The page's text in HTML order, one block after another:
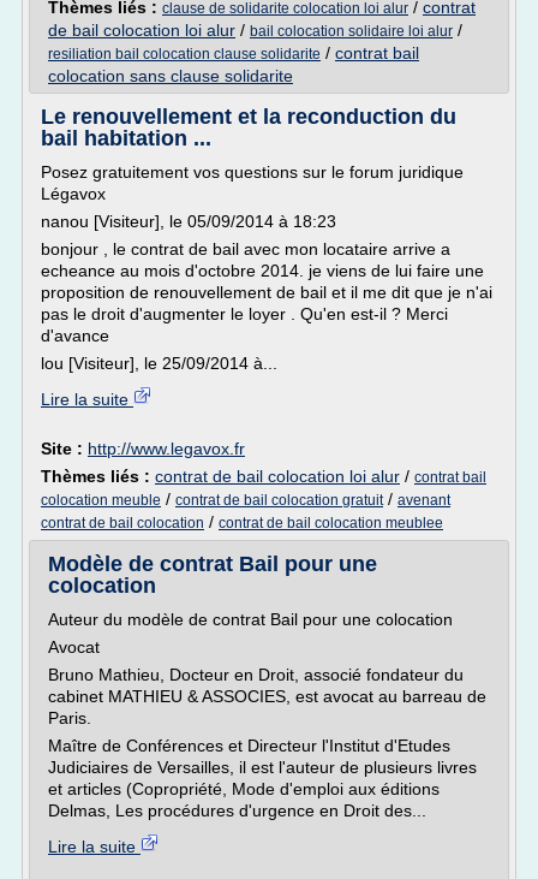
Thèmes liés : clause de solidarite colocation loi alur / contrat
de bail colocation loi alur / bail colocation solidaire loi alur /
resiliation bail colocation clause solidarite / contrat bail
colocation sans clause solidarite
Le renouvellement et la reconduction du
bail habitation ...
Posez gratuitement vos questions sur le forum juridique
Légavox
nanou [Visiteur], le 05/09/2014 à 18:23
bonjour , le contrat de bail avec mon locataire arrive a
echeance au mois d'octobre 2014. je viens de lui faire une
proposition de renouvellement de bail et il me dit que je n'ai
pas le droit d'augmenter le loyer . Qu'en est-il ? Merci
d'avance
lou [Visiteur], le 25/09/2014 à...
Lire la suite
Site : http://www.legavox.fr
Thèmes liés : contrat de bail colocation loi alur / contrat bail
colocation meuble / contrat de bail colocation gratuit/ avenant
contrat de bail colocation / contrat de bail colocation meublee
Modèle de contrat Bail pour une
colocation
Auteur du modèle de contrat Bail pour une colocation
Avocat
Bruno Mathieu, Docteur en Droit, associé fondateur du
cabinet MATHIEU & ASSOCIES, est avocat au barreau de
Paris.
Maître de Conférences et Directeur l'Institut d'Etudes
Judiciaires de Versailles, il est l'auteur de plusieurs livres
et articles (Copropriété, Mode d'emploi aux éditions
Delmas, Les procédures d'urgence en Droit des...
Lire la suite